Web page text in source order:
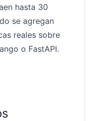
hasta 30
se agregan
reales sobre
o FastAPI.